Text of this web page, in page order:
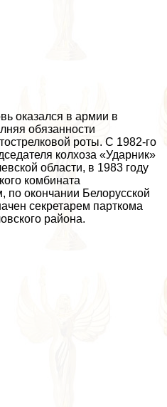
оказался в армии в
обязанности
роты. С 1982-го
колхоза «Ударник»
области, в 1983 году
комбината
по окончании Белорусской
секретарем парткома
района.